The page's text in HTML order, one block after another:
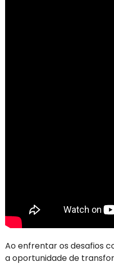
Ao enfrentar os desafios
a oportunidade de